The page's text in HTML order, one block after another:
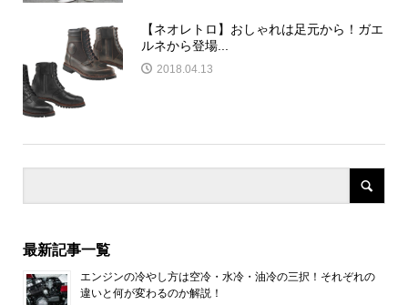
【ネオレトロ】おしゃれは足元から！ガエ
ルネから登場...
2018.04.13
最新記事一覧
エンジンの冷やし方は空冷・水冷・油冷の三択！それぞれの
違いと何が変わるのか解説！